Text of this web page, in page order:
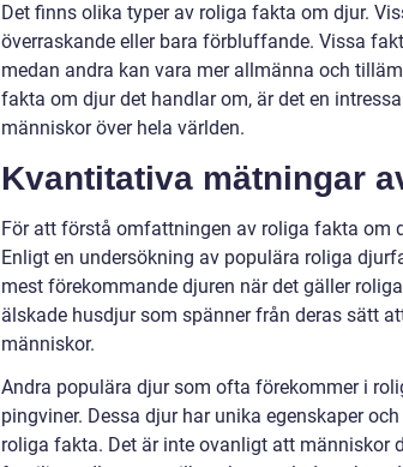
Det finns olika typer av roliga fakta om djur.
överraskande eller bara förbluffande. Vissa
medan andra kan vara mer allmänna och
fakta om djur det handlar om, är det en
människor över hela världen.
Kvantitativa mätningar
För att förstå omfattningen av roliga fakta om
Enligt en undersökning av populära roliga
mest förekommande djuren när det gäller
älskade husdjur som spänner från deras sätt
människor.
Andra populära djur som ofta förekommer i
pingviner. Dessa djur har unika egenskaper
roliga fakta. Det är inte ovanligt att människor